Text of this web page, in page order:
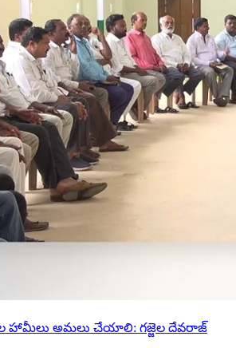
హామీలు అమలు చేయాలి: గజ్జెల దేవరాజ్